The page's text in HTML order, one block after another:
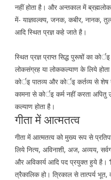
नहीं होता है। और अन्तकाल में
में- याज्ञवल्क्य, जनक, कबीर, नानक,
आदि स्थित प्रज्ञ कहे जाते है।
स्थित प्रज्ञ प्राप्त सिद्ध पुरूषों का
लोकसंग्रह या लोककल्याण के लिये होता
कोर्इ पातव्य और कोर्इ कर्तव्य से शेष
कामना से कोर्इ कर्म नहीं करता अपितु
कल्याण होता है।
गीता में आत्मतत्व
गीता में आत्मतत्व को मुख्य रूप से
लिये नित्य, अविनाशी, अज, अव्यय,
और अविकार्य आदि पद प्रयुक्त हुये है।
त्रैकालिक हो। त्रिकाल से तात्पर्य